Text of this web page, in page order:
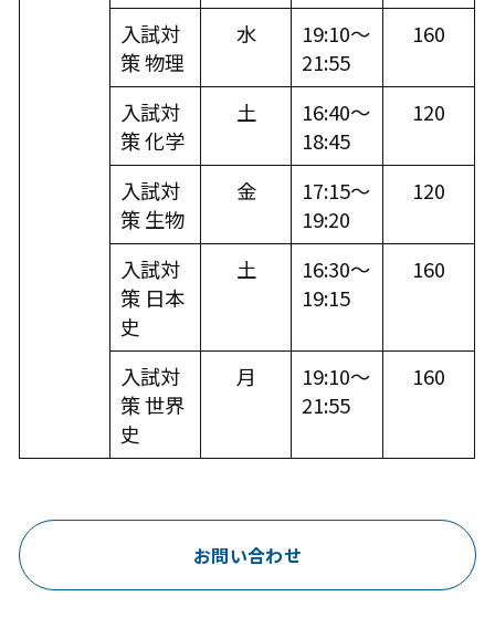
入試対
策 物理
水
19:10～
21:55
160
入試対
策 化学
土
16:40～
18:45
120
入試対
策 生物
金
17:15～
19:20
120
入試対
策 日本
史
土
16:30～
19:15
160
入試対
策 世界
史
月
19:10～
21:55
160
お問い合わせ